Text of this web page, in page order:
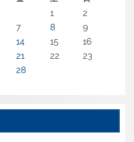
1
2
7 8
9
14 15
16
21 22
23
28